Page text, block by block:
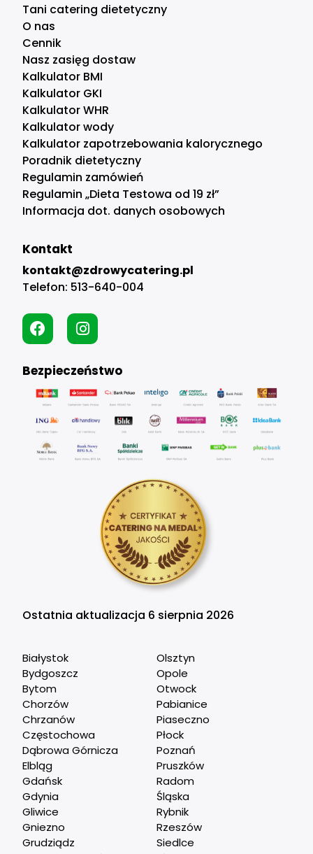
Tani catering dietetyczny
O nas
Cennik
Nasz zasięg dostaw
Kalkulator BMI
Kalkulator GKI
Kalkulator WHR
Kalkulator wody
Kalkulator zapotrzebowania kalorycznego
Poradnik dietetyczny
Regulamin zamówień
Regulamin „Dieta Testowa od 19 zł”
Informacja dot. danych osobowych
Kontakt
kontakt@zdrowycatering.pl
Telefon: 513-640-004
Bezpieczeństwo
Ostatnia aktualizacja 6 sierpnia 2026
Białystok
Bydgoszcz
Bytom
Chorzów
Chrzanów
Częstochowa
Dąbrowa Górnicza
Elbląg
Gdańsk
Gdynia
Gliwice
Gniezno
Grudziądz
Olsztyn
Opole
Otwock
Pabianice
Piaseczno
Płock
Poznań
Pruszków
Radom
Śląska
Rybnik
Rzeszów
Siedlce